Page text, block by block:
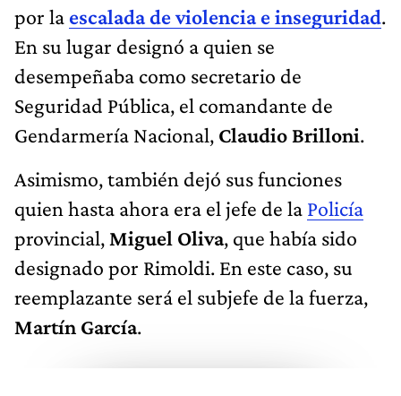
por la escalada de violencia e inseguridad.
En su lugar designó a quien se
desempeñaba como secretario de
Seguridad Pública, el comandante de
Gendarmería Nacional, Claudio Brilloni.
Asimismo, también dejó sus funciones
quien hasta ahora era el jefe de la Policía
provincial, Miguel Oliva, que había sido
designado por Rimoldi. En este caso, su
reemplazante será el subjefe de la fuerza,
Martín García.